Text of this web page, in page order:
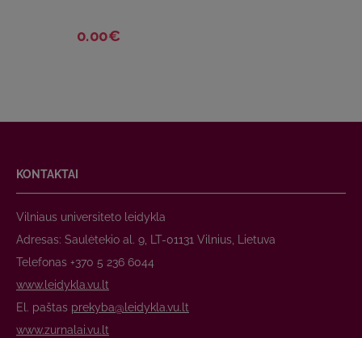
0.00€
KONTAKTAI
Vilniaus universiteto leidykla
Adresas: Saulėtekio al. 9, LT-01131 Vilnius, Lietuva
Telefonas +370 5 236 6044
www.leidykla.vu.lt
El. paštas prekyba@leidykla.vu.lt
www.zurnalai.vu.lt